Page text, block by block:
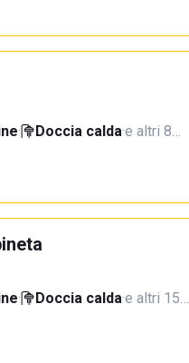
· Doccia calda·e altri 8…
· Doccia calda·e altri 15…